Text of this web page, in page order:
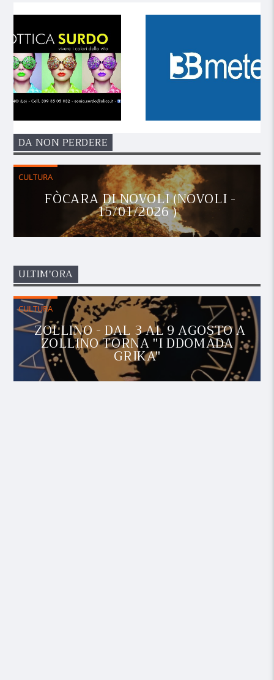
DA NON PERDERE
CULTURA
FÒCARA DI NOVOLI (NOVOLI -
15/01/2026 )
ULTIM'ORA
CULTURA
ZOLLINO - DAL 3 AL 9 AGOSTO A
ZOLLINO TORNA "I DDOMADA
GRIKA"